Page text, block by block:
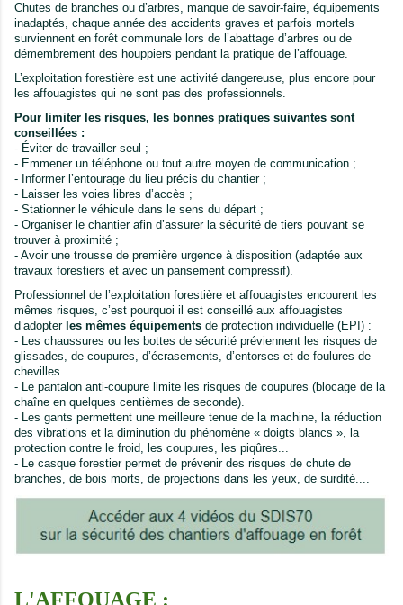
Chutes de branches ou d’arbres, manque de savoir-faire, équipements
inadaptés, chaque année des accidents graves et parfois mortels
surviennent en forêt communale lors de l’abattage d’arbres ou de
démembrement des houppiers pendant la pratique de l’affouage.
L’exploitation forestière est une activité dangereuse, plus encore pour
les affouagistes qui ne sont pas des professionnels.
Pour limiter les risques, les bonnes pratiques suivantes sont
conseillées :
- Éviter de travailler seul ;
- Emmener un téléphone ou tout autre moyen de communication ;
- Informer l’entourage du lieu précis du chantier ;
- Laisser les voies libres d’accès ;
- Stationner le véhicule dans le sens du départ ;
- Organiser le chantier afin d’assurer la sécurité de tiers pouvant se
trouver à proximité ;
- Avoir une trousse de première urgence à disposition (adaptée aux
travaux forestiers et avec un pansement compressif).
Professionnel de l’exploitation forestière et affouagistes encourent les
mêmes risques, c’est pourquoi il est conseillé aux affouagistes
d’adopter les mêmes équipements de protection individuelle (EPI) :
- Les chaussures ou les bottes de sécurité préviennent les risques de
glissades, de coupures, d’écrasements, d’entorses et de foulures de
chevilles.
- Le pantalon anti-coupure limite les risques de coupures (blocage de la
chaîne en quelques centièmes de seconde).
- Les gants permettent une meilleure tenue de la machine, la réduction
des vibrations et la diminution du phénomène « doigts blancs », la
protection contre le froid, les coupures, les piqûres...
- Le casque forestier permet de prévenir des risques de chute de
branches, de bois morts, de projections dans les yeux, de surdité....
L'AFFOUAGE :